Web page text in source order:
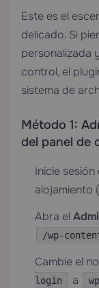
Este es el
delicado. Si
personalizada
control, el
sistema de
Método 1:
del panel de
Inicie
alojamiento
Abra el
/wp-
Cambie el
login
a